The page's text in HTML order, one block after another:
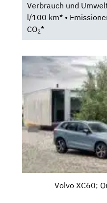
Verbrauch und
l/100 km* •
CO2*
Volvo XC60;